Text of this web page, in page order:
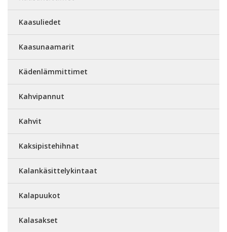
Kaasuliedet
Kaasunaamarit
Kädenlämmittimet
Kahvipannut
Kahvit
Kaksipistehihnat
Kalankäsittelykintaat
Kalapuukot
Kalasakset